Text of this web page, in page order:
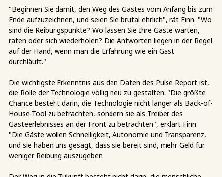
"Beginnen Sie damit, den Weg des Gastes vom Anfang bis zum
Ende aufzuzeichnen, und seien Sie brutal ehrlich", rät Finn. "Wo
sind die Reibungspunkte? Wo lassen Sie Ihre Gäste warten,
raten oder sich wiederholen? Die Antworten liegen in der Regel
auf der Hand, wenn man die Erfahrung wie ein Gast
durchläuft."
Die wichtigste Erkenntnis aus den Daten des Pulse Report ist,
die Rolle der Technologie völlig neu zu gestalten. "Die größte
Chance besteht darin, die Technologie nicht länger als Back-of-
House-Tool zu betrachten, sondern sie als Treiber des
Gästeerlebnisses an der Front zu betrachten", erklärt Finn.
"Die Gäste wollen Schnelligkeit, Autonomie und Transparenz,
und sie haben uns gesagt, dass sie bereit sind, mehr Geld für
weniger Reibung auszugeben